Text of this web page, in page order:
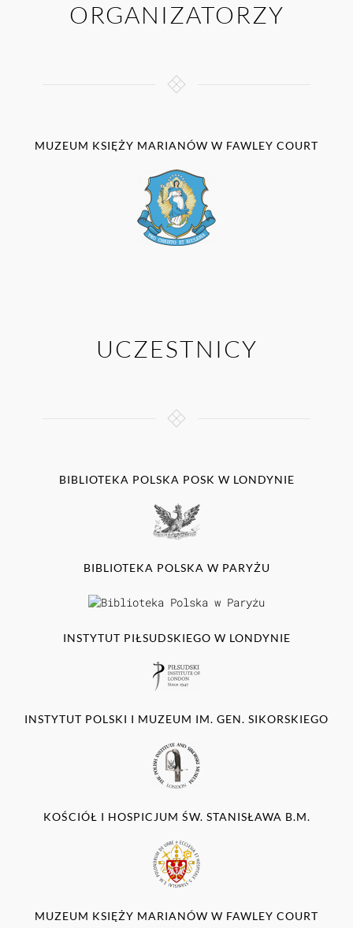
ORGANIZATORZY
MUZEUM KSIĘŻY MARIANÓW W FAWLEY COURT
UCZESTNICY
BIBLIOTEKA POLSKA POSK W LONDYNIE
BIBLIOTEKA POLSKA W PARYŻU
INSTYTUT PIŁSUDSKIEGO W LONDYNIE
INSTYTUT POLSKI I MUZEUM IM. GEN. SIKORSKIEGO
KOŚCIÓŁ I HOSPICJUM ŚW. STANISŁAWA B.M.
MUZEUM KSIĘŻY MARIANÓW W FAWLEY COURT